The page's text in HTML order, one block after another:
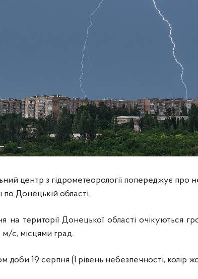
центр з гідрометеорології попереджує про
по Донецькій області.
на території Донецької області очікуються
м/с, місцями град.
доби 19 серпня (I рівень небезпечності, колір